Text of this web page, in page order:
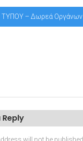
ΤΥΠΟΥ – Δωρεά Οργάνων
Reply
will not be published.